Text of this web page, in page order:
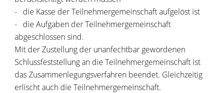
- die Kasse der Teilnehmergemeinschaft aufgelöst ist
- die Aufgaben der Teilnehmergemeinschaft
abgeschlossen sind.
Mit der Zustellung der unanfechtbar gewordenen
Schlussfeststellung an die Teilnehmergemeinschaft ist
das Zusammenlegungsverfahren beendet. Gleichzeitig
erlischt auch die Teilnehmergemeinschaft.